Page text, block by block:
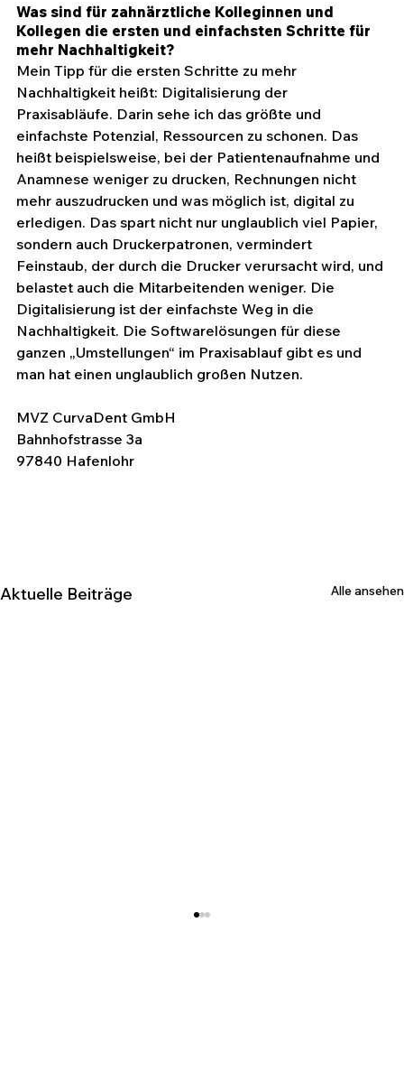
Was sind für zahnärztliche Kolleginnen und
Kollegen die ersten und einfachsten Schritte für
mehr Nachhaltigkeit?
Mein Tipp für die ersten Schritte zu mehr
Nachhaltigkeit heißt: Digitalisierung der
Praxisabläufe. Darin sehe ich das größte und
einfachste Potenzial, Ressourcen zu schonen. Das
heißt beispielsweise, bei der Patientenaufnahme und
Anamnese weniger zu drucken, Rechnungen nicht
mehr auszudrucken und was möglich ist, digital zu
erledigen. Das spart nicht nur unglaublich viel Papier,
sondern auch Druckerpatronen, vermindert
Feinstaub, der durch die Drucker verursacht wird, und
belastet auch die Mitarbeitenden weniger. Die
Digitalisierung ist der einfachste Weg in die
Nachhaltigkeit. Die Softwarelösungen für diese
ganzen „Umstellungen“ im Praxisablauf gibt es und
man hat einen unglaublich großen Nutzen.
MVZ CurvaDent GmbH
Bahnhofstrasse 3a
97840 Hafenlohr
Aktuelle Beiträge Alle ansehen